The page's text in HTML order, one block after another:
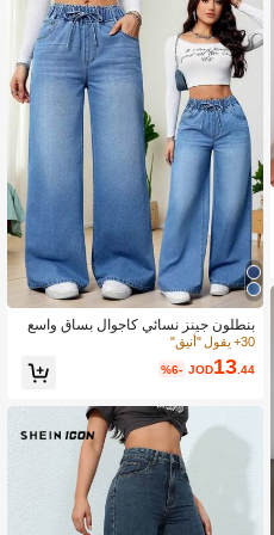
بنطلون جينز نسائي كاجوال بساق واسع
ة، خصر برباط، جيوب طويلة، إغلاق بسحا
ب، قماش متوسط التمدد للربيع والخريف
30+ يقول "أنيق"
JOD13.44
%6-